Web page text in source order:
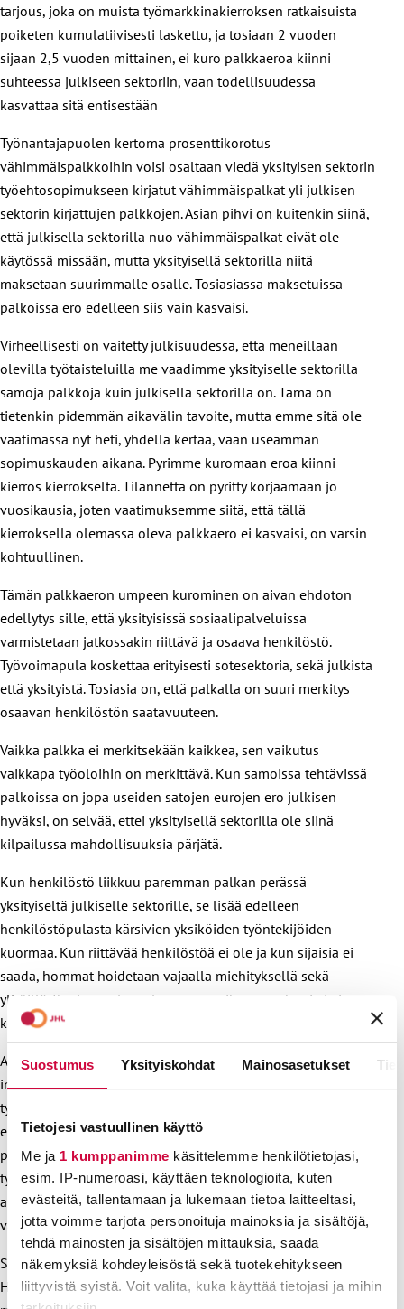
Suostumus Yksityiskohdat Mainosasetukset
Tietojesi vastuullinen käyttö
Me ja 1 kumppanimme käsittelemme henkilötietojasi,
esim. IP-numeroasi, käyttäen teknologioita, kuten
evästeitä, tallentamaan ja lukemaan tietoa laitteeltasi,
jotta voimme tarjota personoituja mainoksia ja sisältöjä,
tehdä mainosten ja sisältöjen mittauksia, saada
näkemyksiä kohdeyleisöstä sekä tuotekehitykseen
liittyvistä syistä. Voit valita, kuka käyttää tietojasi ja mihin
tarjous, joka on muista työmarkkinakierroksen ratkaisuista
poiketen kumulatiivisesti laskettu, ja tosiaan 2 vuoden
sijaan 2,5 vuoden mittainen, ei kuro palkkaeroa kiinni
suhteessa julkiseen sektoriin, vaan todellisuudessa
kasvattaa sitä entisestään
Työnantajapuolen kertoma prosenttikorotus
vähimmäispalkkoihin voisi osaltaan viedä yksityisen sektorin
työehtosopimukseen kirjatut vähimmäispalkat yli julkisen
sektorin kirjattujen palkkojen. Asian pihvi on kuitenkin siinä,
että julkisella sektorilla nuo vähimmäispalkat eivät ole
käytössä missään, mutta yksityisellä sektorilla niitä
maksetaan suurimmalle osalle. Tosiasiassa maksetuissa
palkoissa ero edelleen siis vain kasvaisi.
Virheellisesti on väitetty julkisuudessa, että meneillään
olevilla työtaisteluilla me vaadimme yksityiselle sektorilla
samoja palkkoja kuin julkisella sektorilla on. Tämä on
tietenkin pidemmän aikavälin tavoite, mutta emme sitä ole
vaatimassa nyt heti, yhdellä kertaa, vaan useamman
sopimuskauden aikana. Pyrimme kuromaan eroa kiinni
kierros kierrokselta. Tilannetta on pyritty korjaamaan jo
vuosikausia, joten vaatimuksemme siitä, että tällä
kierroksella olemassa oleva palkkaero ei kasvaisi, on varsin
kohtuullinen.
Tämän palkkaeron umpeen kurominen on aivan ehdoton
edellytys sille, että yksityisissä sosiaalipalveluissa
varmistetaan jatkossakin riittävä ja osaava henkilöstö.
Työvoimapula koskettaa erityisesti sotesektoria, sekä julkista
että yksityistä. Tosiasia on, että palkalla on suuri merkitys
osaavan henkilöstön saatavuuteen.
Vaikka palkka ei merkitsekään kaikkea, sen vaikutus
vaikkapa työoloihin on merkittävä. Kun samoissa tehtävissä
palkoissa on jopa useiden satojen eurojen ero julkisen
hyväksi, on selvää, ettei yksityisellä sektorilla ole siinä
kilpailussa mahdollisuuksia pärjätä.
Kun henkilöstö liikkuu paremman palkan perässä
yksityiseltä julkiselle sektorille, se lisää edelleen
henkilöstöpulasta kärsivien yksiköiden työntekijöiden
kuormaa. Kun riittävää henkilöstöä ei ole ja kun sijaisia ei
saada, hommat hoidetaan vajaalla miehityksellä sekä
ylitöillä. Ihmiset palavat loppuun, vaihtavat sektoria ja jopa
kokonaan alaa.
Alan vetovoima on kokenut viime aikoina melkoisen
inflaation, mikä on todella sääli, koska kuten kaikki alalla
työskentelevät tietävät, itse työ on aivan parasta! Kun
epäkohdat, (jotka suurelta osin johtuvat liian matalan
palkkatason aiheuttamasta kierteestä, heijastuksena
työoloihin ja sen kautta ainakin osin työvoimapulan syihin
alalla) saadaan korjattua, on sillä varmasti positiivisia
vaikutuksia alan veto- sekä pitovoimaan.
Sen sijaan alan vetovoimaa ei varmastikaan lisää esim.
HALIn esiin sopivasti näin Säätytalolla parhaillaan